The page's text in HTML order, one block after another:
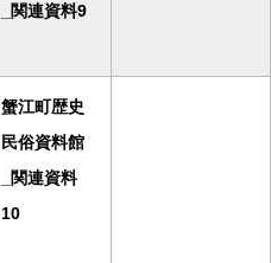
_関連資料9
蟹江町歴史
民俗資料館
_関連資料
10